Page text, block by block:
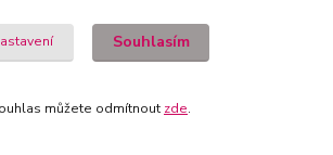
Souhlasím
můžete odmítnout zde.